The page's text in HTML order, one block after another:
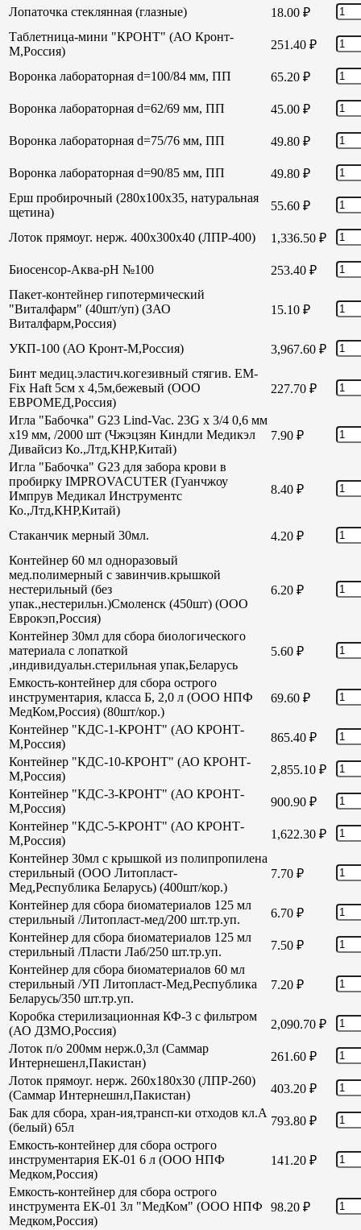
Лопаточка стеклянная (глазные) 18.00 ₽
Таблетница-мини "КРОНТ" (АО Кронт-
М,Россия)
251.40 ₽
Воронка лабораторная d=100/84 мм, ПП 65.20 ₽
Воронка лабораторная d=62/69 мм, ПП 45.00 ₽
Воронка лабораторная d=75/76 мм, ПП 49.80 ₽
Воронка лабораторная d=90/85 мм, ПП 49.80 ₽
Ерш пробирочный (280х100х35, натуральная
щетина)
55.60 ₽
Лоток прямоуг. нерж. 400х300х40 (ЛПР-400) 1,336.50 ₽
Биосенсор-Аква-рН №100 253.40 ₽
Пакет-контейнер гипотермический
"Виталфарм" (40шт/уп) (ЗАО
Виталфарм,Россия)
15.10 ₽
УКП-100 (АО Кронт-М,Россия) 3,967.60 ₽
Бинт медиц.эластич.когезивный стягив. EM-
Fix Haft 5см х 4,5м,бежевый (ООО
ЕВРОМЕД,Россия)
227.70 ₽
Игла "Бабочка" G23 Lind-Vac. 23G х 3/4 0,6 мм
х19 мм, /2000 шт (Чжэцзян Киндли Медикэл
Дивайсиз Ко.,Лтд,КНР,Китай)
7.90 ₽
Игла "Бабочка" G23 для забора крови в
пробирку IMPROVACUTER (Гуанчжоу
Импрув Медикал Инструментс
Ко.,Лтд,КНР,Китай)
8.40 ₽
Стаканчик мерный 30мл. 4.20 ₽
Контейнер 60 мл одноразовый
мед.полимерный с завинчив.крышкой
нестерильный (без
упак.,нестерильн.)Смоленск (450шт) (ООО
Еврокэп,Россия)
6.20 ₽
Контейнер 30мл для сбора биологического
материала с лопаткой
,индивидуальн.стерильная упак,Беларусь
5.60 ₽
Емкость-контейнер для сбора острого
инструментария, класса Б, 2,0 л (ООО НПФ
МедКом,Россия) (80шт/кор.)
69.60 ₽
Контейнер "КДС-1-КРОНТ" (АО КРОНТ-
М,Россия)
865.40 ₽
Контейнер "КДС-10-КРОНТ" (АО КРОНТ-
М,Россия)
2,855.10 ₽
Контейнер "КДС-3-КРОНТ" (АО КРОНТ-
М,Россия)
900.90 ₽
Контейнер "КДС-5-КРОНТ" (АО КРОНТ-
М,Россия)
1,622.30 ₽
Контейнер 30мл с крышкой из полипропилена
стерильный (ООО Литопласт-
Мед,Республика Беларусь) (400шт/кор.)
7.70 ₽
Контейнер для сбора биоматериалов 125 мл
стерильный /Литопласт-мед/200 шт.тр.уп.
6.70 ₽
Контейнер для сбора биоматериалов 125 мл
стерильный /Пласти Лаб/250 шт.тр.уп.
7.50 ₽
Контейнер для сбора биоматериалов 60 мл
стерильный /УП Литопласт-Мед,Республика
Беларусь/350 шт.тр.уп.
7.20 ₽
Коробка стерилизационная КФ-3 с фильтром
(АО ДЗМО,Россия)
2,090.70 ₽
Лоток п/о 200мм нерж.0,3л (Саммар
Интернешенл,Пакистан)
261.60 ₽
Лоток прямоуг. нерж. 260х180х30 (ЛПР-260)
(Саммар Интернешнл,Пакистан)
403.20 ₽
Бак для сбора, хран-ия,трансп-ки отходов кл.А
(белый) 65л
793.80 ₽
Емкость-контейнер для сбора острого
инструментария ЕК-01 6 л (ООО НПФ
Медком,Россия)
141.20 ₽
Емкость-контейнер для сбора острого
инструмента ЕК-01 3л "МедКом" (ООО НПФ
Медком,Россия)
98.20 ₽